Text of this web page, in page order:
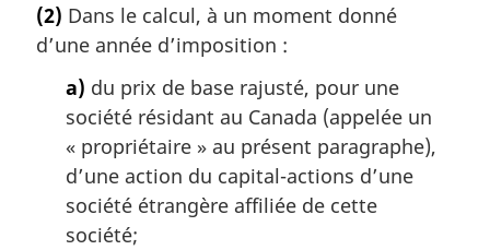
t
e
(2) Dans le calcul, à un moment donné
d’une année d’imposition :
a) du prix de base rajusté, pour une
société résidant au Canada (appelée un
« propriétaire » au présent paragraphe),
d’une action du capital-actions d’une
société étrangère affiliée de cette
société;